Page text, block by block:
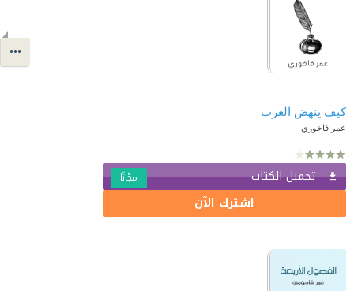
كيف ينهض العرب
عمر فاخوري
تحميل الكتاب مجّانًا
اشترك الآن